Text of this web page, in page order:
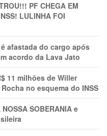
PF CHEGA EM
LULINHA FOI
afastada do cargo após
acordo da Lava Jato
11 milhões de Willer
no esquema do INSS
SOBERANIA e